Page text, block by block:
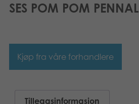
SES POM POM PENNAL
Kjøp fra våre forhandlere
Tilleggsinformasjon